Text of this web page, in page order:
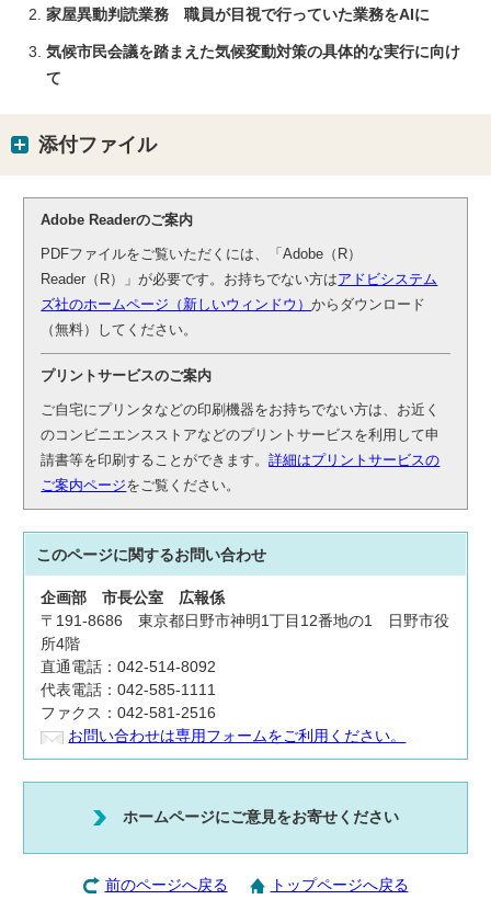
家屋異動判読業務 職員が目視で行っていた業務をAIに
気候市民会議を踏まえた気候変動対策の具体的な実行に向け
て
添付ファイル
Adobe Readerのご案内
PDFファイルをご覧いただくには、「Adobe（R）
Reader（R）」が必要です。お持ちでない方はアドビシステム
ズ社のホームページ（新しいウィンドウ）からダウンロード
（無料）してください。
プリントサービスのご案内
ご自宅にプリンタなどの印刷機器をお持ちでない方は、お近く
のコンビニエンスストアなどのプリントサービスを利用して申
請書等を印刷することができます。詳細はプリントサービスの
ご案内ページをご覧ください。
このページに関するお問い合わせ
企画部市長公室 広報係
〒191-8686 東京都日野市神明1丁目12番地の1 日野市役
所4階
直通電話：042-514-8092
代表電話：042-585-1111
ファクス：042-581-2516
お問い合わせは専用フォームをご利用ください。
ホームページにご意見をお寄せください
前のページへ戻る トップページへ戻る